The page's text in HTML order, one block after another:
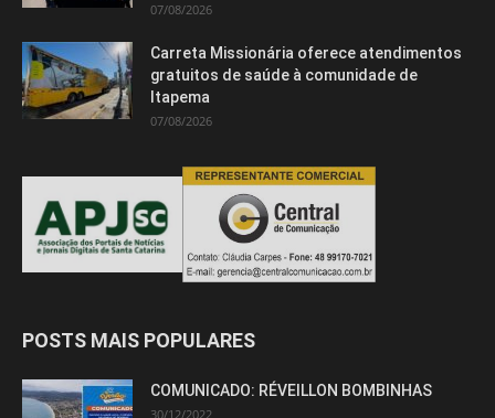
07/08/2026
Carreta Missionária oferece atendimentos
gratuitos de saúde à comunidade de
Itapema
07/08/2026
POSTS MAIS POPULARES
COMUNICADO: RÉVEILLON BOMBINHAS
30/12/2022